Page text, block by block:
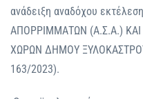
ανάδειξη αναδόχου
ΑΠΟΡΡΙΜΜΑΤΩΝ (Α.Σ.Α.)
ΧΩΡΩΝ ΔΗΜΟΥ
163/2023).